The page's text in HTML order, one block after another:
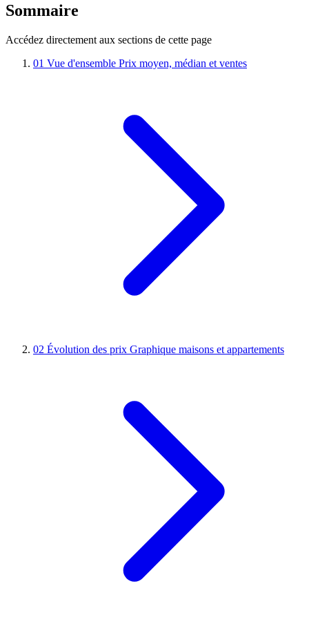
Sommaire
Accédez directement aux sections de cette page
01 Vue d'ensemble Prix moyen, médian et ventes
02 Évolution des prix Graphique maisons et appartements